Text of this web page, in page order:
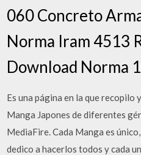
060 Concreto
Norma Iram 4513
Download Norma
Es una página en la que
Manga Japones de diferentes
MediaFire. Cada Manga es
dedico a hacerlos todos y cada